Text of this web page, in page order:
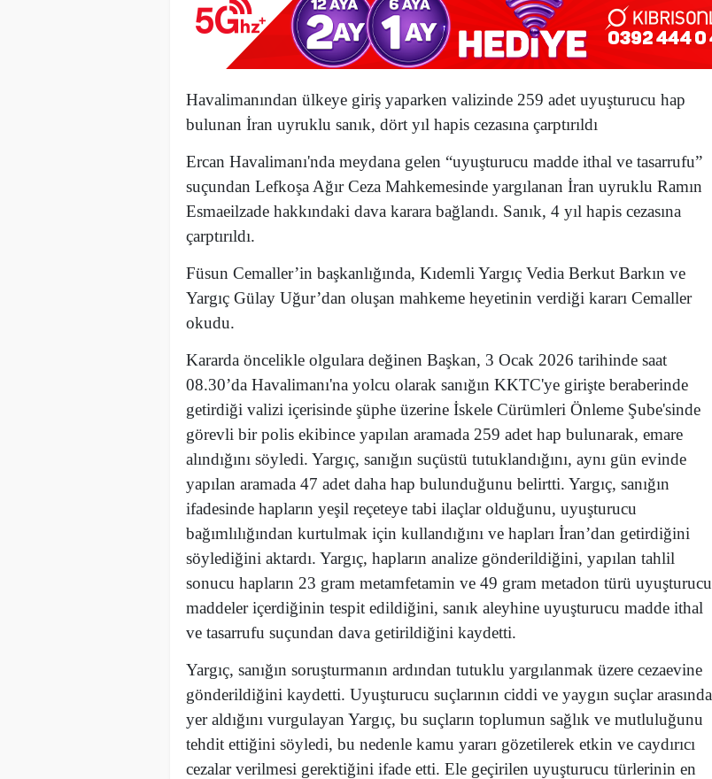
Havalimanından ülkeye giriş yaparken valizinde 259 adet uyuşturucu hap
bulunan İran uyruklu sanık, dört yıl hapis cezasına çarptırıldı
Ercan Havalimanı'nda meydana gelen “uyuşturucu madde ithal ve tasarrufu”
suçundan Lefkoşa Ağır Ceza Mahkemesinde yargılanan İran uyruklu Ramın
Esmaeilzade hakkındaki dava karara bağlandı. Sanık, 4 yıl hapis cezasına
çarptırıldı.
Füsun Cemaller’in başkanlığında, Kıdemli Yargıç Vedia Berkut Barkın ve
Yargıç Gülay Uğur’dan oluşan mahkeme heyetinin verdiği kararı Cemaller
okudu.
Kararda öncelikle olgulara değinen Başkan, 3 Ocak 2026 tarihinde saat
08.30’da Havalimanı'na yolcu olarak sanığın KKTC'ye girişte beraberinde
getirdiği valizi içerisinde şüphe üzerine İskele Cürümleri Önleme Şube'sinde
görevli bir polis ekibince yapılan aramada 259 adet hap bulunarak, emare
alındığını söyledi. Yargıç, sanığın suçüstü tutuklandığını, aynı gün evinde
yapılan aramada 47 adet daha hap bulunduğunu belirtti. Yargıç, sanığın
ifadesinde hapların yeşil reçeteye tabi ilaçlar olduğunu, uyuşturucu
bağımlılığından kurtulmak için kullandığını ve hapları İran’dan getirdiğini
söylediğini aktardı. Yargıç, hapların analize gönderildiğini, yapılan tahlil
sonucu hapların 23 gram metamfetamin ve 49 gram metadon türü uyuşturucu
maddeler içerdiğinin tespit edildiğini, sanık aleyhine uyuşturucu madde ithal
ve tasarrufu suçundan dava getirildiğini kaydetti.
Yargıç, sanığın soruşturmanın ardından tutuklu yargılanmak üzere cezaevine
gönderildiğini kaydetti. Uyuşturucu suçlarının ciddi ve yaygın suçlar arasında
yer aldığını vurgulayan Yargıç, bu suçların toplumun sağlık ve mutluluğunu
tehdit ettiğini söyledi, bu nedenle kamu yararı gözetilerek etkin ve caydırıcı
cezalar verilmesi gerektiğini ifade etti. Ele geçirilen uyuşturucu türlerinin en